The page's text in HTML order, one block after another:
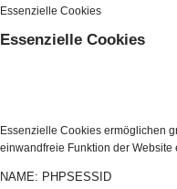
Essenzielle Cookies
Essenzielle Cookies
Essenzielle Cookies ermöglichen
einwandfreie Funktion der Website
NAME: PHPSESSID